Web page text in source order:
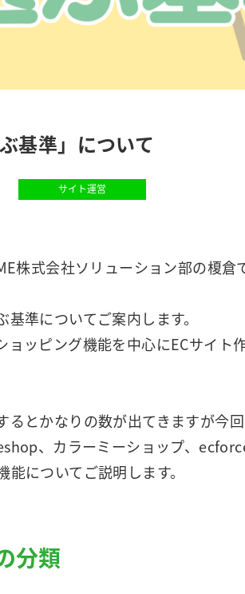
基準」について
サイト運営
株式会社ソリューション部の榎倉
準についてご案内します。
ョッピング機能を中心にECサイト
るとかなりの数が出てきますが今
、カラーミーショップ、
についてご説明します。
分類